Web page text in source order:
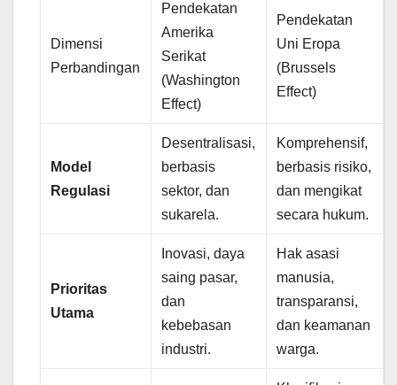
Dimensi
Perbandingan
Pendekatan
Amerika
Serikat
(Washington
Effect)
Pendekatan
Uni Eropa
(Brussels
Effect)
Model
Regulasi
Desentralisasi,
berbasis
sektor, dan
sukarela.
Komprehensif,
berbasis risiko,
dan mengikat
secara hukum.
Prioritas
Utama
Inovasi, daya
saing pasar,
dan
kebebasan
industri.
Hak asasi
manusia,
transparansi,
dan keamanan
warga.